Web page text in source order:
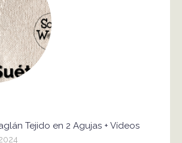
Tejido en 2 Agujas + Vídeos